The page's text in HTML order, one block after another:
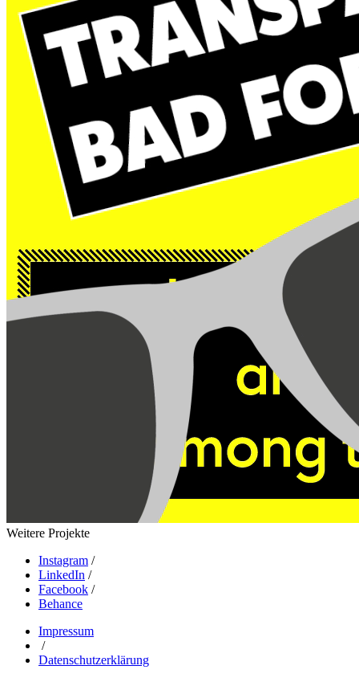
Weitere Projekte
Instagram /
LinkedIn /
Facebook /
Behance
Impressum
/
Datenschutzerklärung